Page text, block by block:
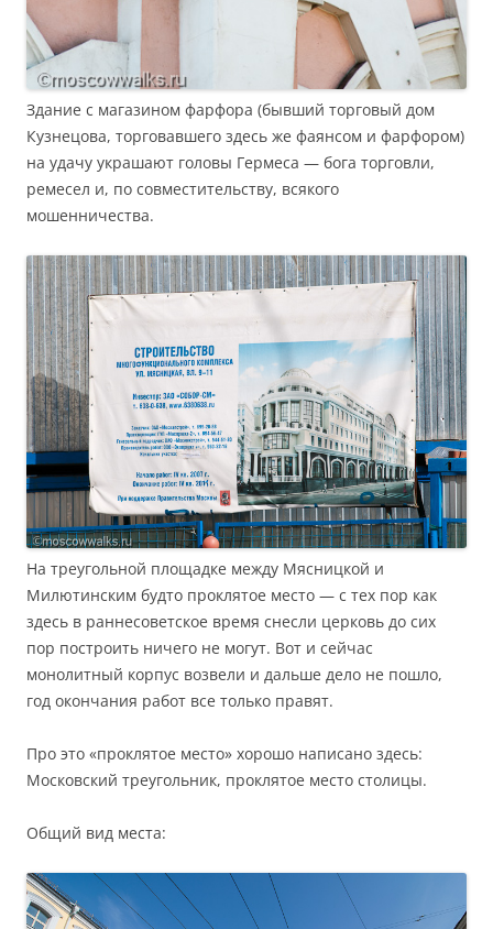
Здание с магазином фарфора (бывший торговый дом
Кузнецова, торговавшего здесь же фаянсом и фарфором)
на удачу украшают головы Гермеса — бога торговли,
ремесел и, по совместительству, всякого
мошенничества.
На треугольной площадке между Мясницкой и
Милютинским будто проклятое место — с тех пор как
здесь в раннесоветское время снесли церковь до сих
пор построить ничего не могут. Вот и сейчас
монолитный корпус возвели и дальше дело не пошло,
год окончания работ все только правят.
Про это «проклятое место» хорошо написано здесь:
Московский треугольник, проклятое место столицы.
Общий вид места: